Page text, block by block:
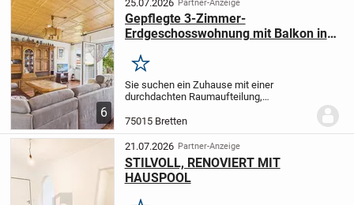
6
25.07.2026 Partner-Anzeige
Gepflegte 3-Zimmer-
Erdgeschosswohnung mit Balkon in
Merken
Sie suchen ein Zuhause mit einer
durchdachten Raumaufteilung,
kurzen Wegen im Alltag? Dann ist diese
gepflegte Erdgeschosswohnung in
Bretten genau das Richtige für...
75015 Bretten
21.07.2026 Partner-Anzeige
STILVOLL, RENOVIERT MIT
HAUSPOOL